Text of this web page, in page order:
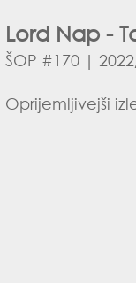
Lord Nap -
ŠOP #170 |
Oprijemljivejši